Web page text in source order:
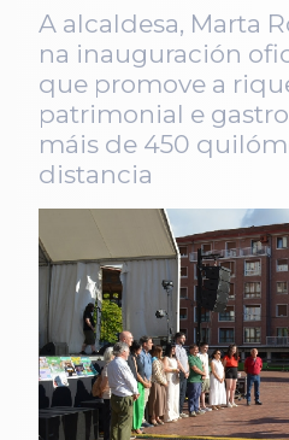
A alcaldesa, Marta
na inauguración
que promove a
patrimonial e
máis de 450
distancia